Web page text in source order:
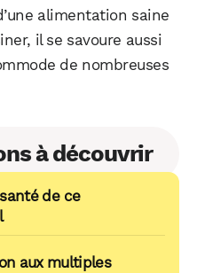
alimentation saine
il se savoure aussi
de nombreuses
à découvrir
de ce
aux multiples